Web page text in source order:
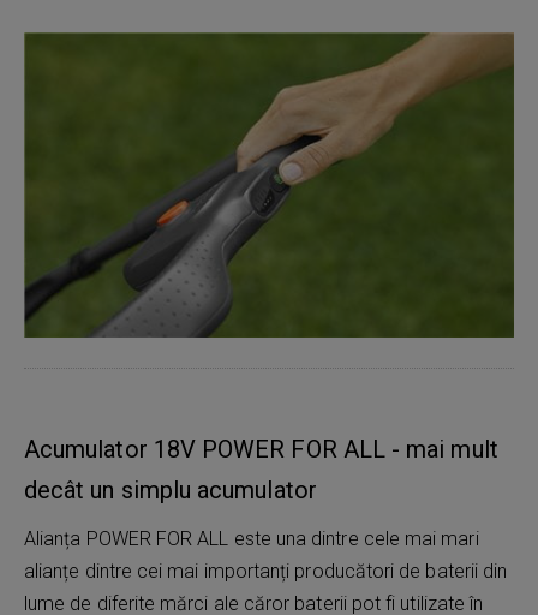
Acumulator 18V POWER FOR ALL - mai mult
decât un simplu acumulator
Alianța POWER FOR ALL este una dintre cele mai mari
alianțe dintre cei mai importanți producători de baterii din
lume de diferite mărci ale căror baterii pot fi utilizate în